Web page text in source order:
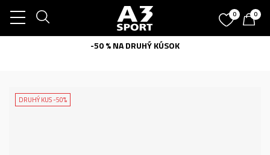
0 0
-50 % NA DRUHÝ KÚSOK
DRUHÝ KUS -50%